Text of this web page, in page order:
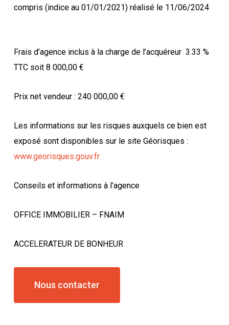
compris (indice au 01/01/2021) réalisé le 11/06/2024
Frais d’agence inclus à la charge de l’acquéreur 3.33 %
TTC soit 8 000,00 €
Prix net vendeur : 240 000,00 €
Les informations sur les risques auxquels ce bien est
exposé sont disponibles sur le site Géorisques :
www.georisques.gouv.fr
Conseils et informations à l’agence
OFFICE IMMOBILIER – FNAIM
ACCELERATEUR DE BONHEUR
Nous contacter